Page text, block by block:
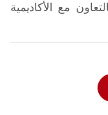
مع الأكاديمية